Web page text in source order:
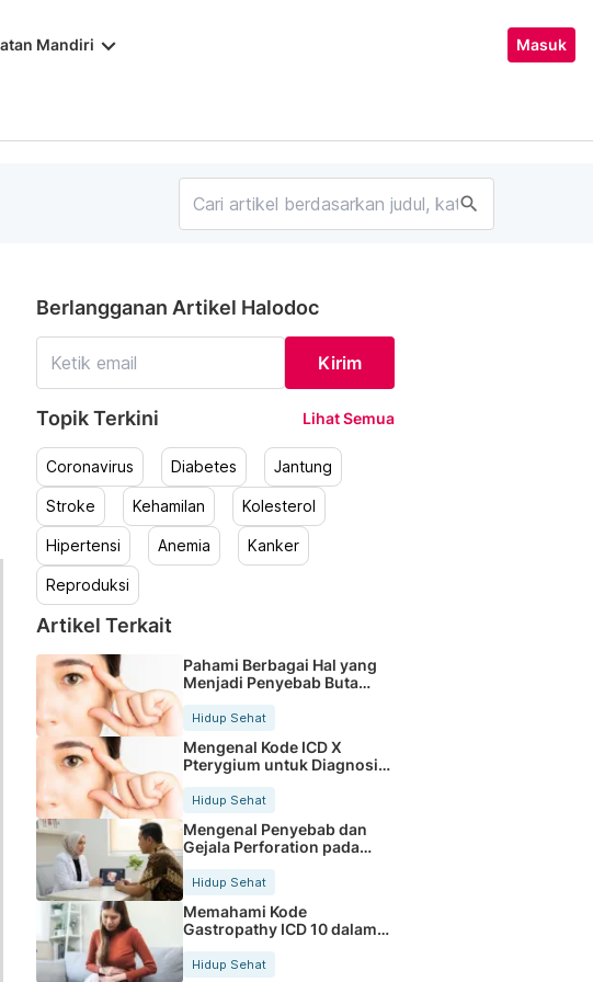
Mandiri keyboard_arrow_down Masuk
search
Berlangganan Artikel Halodoc
Kirim
Topik Terkini Lihat Semua
Coronavirus Diabetes Jantung
Stroke Kehamilan Kolesterol
Hipertensi Anemia Kanker
Reproduksi
Artikel Terkait
Pahami Berbagai Hal yang
Menjadi Penyebab Buta
Hidup Sehat
Mengenal Kode ICD X
Pterygium untuk Diagnosis
Hidup Sehat
Mengenal Penyebab dan
Gejala Perforation pada
Tubuh
Hidup Sehat
Memahami Kode
Gastropathy ICD 10 dalam
Rekam Medis Pasien
Hidup Sehat